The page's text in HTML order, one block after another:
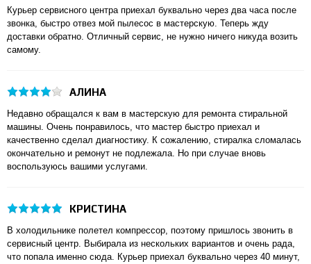
Курьер сервисного центра приехал буквально через два часа после
звонка, быстро отвез мой пылесос в мастерскую. Теперь жду
доставки обратно. Отличный сервис, не нужно ничего никуда возить
самому.
АЛИНА
Недавно обращался к вам в мастерскую для ремонта стиральной
машины. Очень понравилось, что мастер быстро приехал и
качественно сделал диагностику. К сожалению, стиралка сломалась
окончательно и ремонут не подлежала. Но при случае вновь
воспользуюсь вашими услугами.
КРИСТИНА
В холодильнике полетел компрессор, поэтому пришлось звонить в
сервисный центр. Выбирала из нескольких вариантов и очень рада,
что попала именно сюда. Курьер приехал буквально через 40 минут,